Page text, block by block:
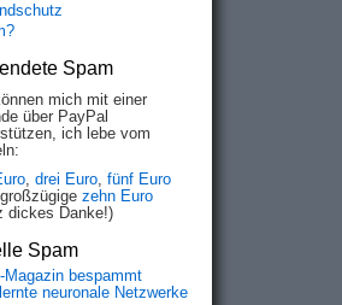
Spam
mich mit einer
über PayPal
ich lebe vom
, drei Euro, fünf Euro
zehn Euro
dickes Danke!)
Spam
Magazin bespammt
neuronale Netzwerke